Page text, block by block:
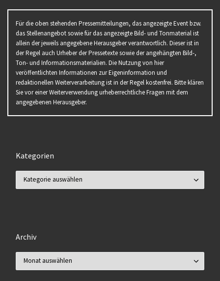
Für die oben stehenden Pressemitteilungen, das angezeigte Event bzw.
das Stellenangebot sowie für das angezeigte Bild- und Tonmaterial ist
allein der jeweils angegebene Herausgeber verantwortlich. Dieser ist in
der Regel auch Urheber der Pressetexte sowie der angehängten Bild-,
Ton- und Informationsmaterialien. Die Nutzung von hier
veröffentlichten Informationen zur Eigeninformation und
redaktionellen Weiterverarbeitung ist in der Regel kostenfrei. Bitte klären
Sie vor einer Weiterverwendung urheberrechtliche Fragen mit dem
angegebenen Herausgeber.
Kategorien
Archiv